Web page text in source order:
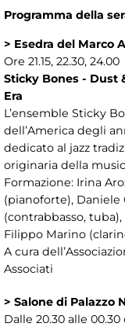
Programma della
> Esedra del Marco
Ore 21.15, 22.30, 24.00
Sticky Bones - Dust
Era
L’ensemble Sticky
dell’America degli
dedicato al jazz
originaria della
Formazione: Irina
(pianoforte), Daniele
(contrabbasso,
Filippo Marino
A cura
Associati
> Salone di Palazzo
Dalle 20.30 alle